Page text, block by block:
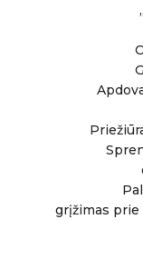
grįžimas